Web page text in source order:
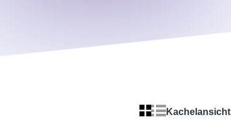
Kachelansicht